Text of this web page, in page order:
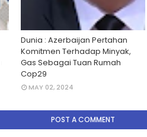
Dunia : Azerbaijan Pertahan
Komitmen Terhadap Minyak,
Gas Sebagai Tuan Rumah
Cop29
MAY 02, 2024
POST A COMMENT